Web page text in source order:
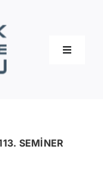
Toggle
SEMİNER